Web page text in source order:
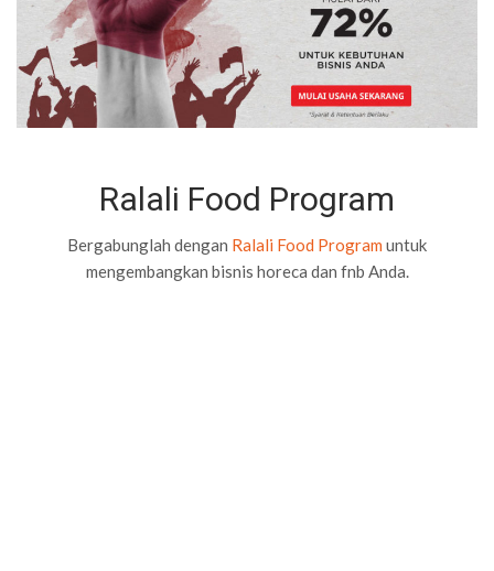
Ralali Food Program
Bergabunglah dengan Ralali Food Program untuk
mengembangkan bisnis horeca dan fnb Anda.